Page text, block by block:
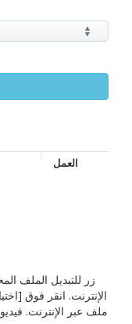
العمل
الإنترنت. انقر فوق